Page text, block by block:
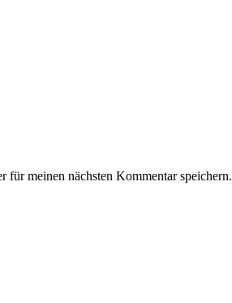
meinen nächsten Kommentar speichern.